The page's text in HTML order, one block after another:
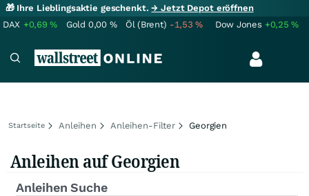
🎁 Ihre Lieblingsaktie geschenkt.→ Jetzt Depot eröffnen
DAX +0,69% Gold 0,00 % Öl (Brent) -1,53% Dow Jones +0,25%
Startseite Anleihen Anleihen-Filter Georgien
Anleihen auf Georgien
Anleihen Suche